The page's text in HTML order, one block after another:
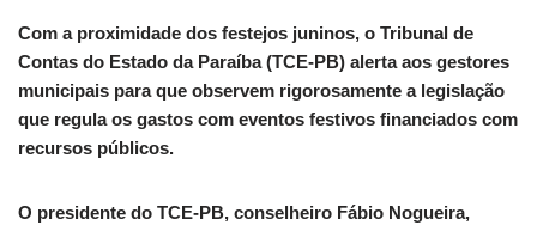
Com a proximidade dos festejos juninos, o Tribunal de
Contas do Estado da Paraíba (TCE-PB) alerta aos gestores
municipais para que observem rigorosamente a legislação
que regula os gastos com eventos festivos financiados com
recursos públicos.
O presidente do TCE-PB, conselheiro Fábio Nogueira,